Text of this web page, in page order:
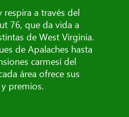
respira a través del
76, que da vida a
de West Virginia.
de Apalaches hasta
carmesí del
área ofrece sus
premios.